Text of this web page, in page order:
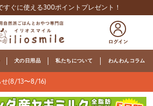
すぐに使える300ポイントプレゼント！
犬の日用品 私たちについて わんわんコラム
(8/13〜8/16)